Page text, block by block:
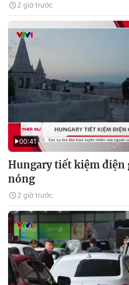
2 giờ trước
00:41
Hungary tiết kiệm điện
nóng
2 giờ trước